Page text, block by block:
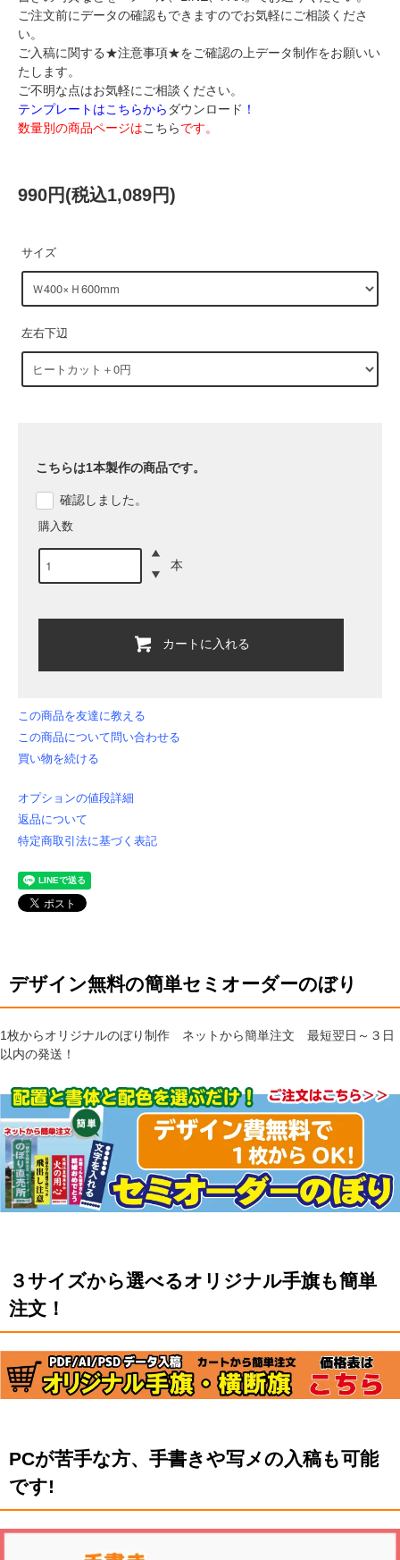
ご注文前にデータの確認もできますのでお気軽にご相談くださ
い。
ご入稿に関する★注意事項★をご確認の上データ制作をお願いい
たします。
ご不明な点はお気軽にご相談ください。
テンプレートはこちらから ダウンロード ！
数量別の商品ページはこちらです。
990円(税込1,089円)
サイズ
左右下辺
こちらは1本製作の商品です。
確認しました。
購入数
本
カートに入れる
この商品を友達に教える
この商品について問い合わせる
買い物を続ける
オプションの値段詳細
返品について
特定商取引法に基づく表記
デザイン無料の簡単セミオーダーのぼり
1枚からオリジナルのぼり制作 ネットから簡単注文 最短翌日～３日
以内の発送！
３サイズから選べるオリジナル手旗も簡単
注文！
PCが苦手な方、手書きや写メの入稿も可能
です!